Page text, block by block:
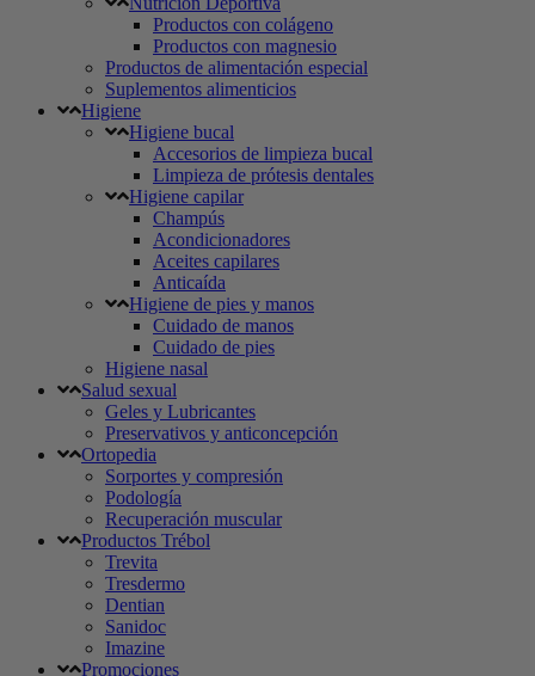
Productos con colágeno
Productos con magnesio
Productos de alimentación especial
Suplementos alimenticios
Higiene
Higiene bucal
Accesorios de limpieza bucal
Limpieza de prótesis dentales
Higiene capilar
Champús
Acondicionadores
Aceites capilares
Anticaída
Higiene de pies y manos
Cuidado de manos
Cuidado de pies
Higiene nasal
Salud sexual
Geles y Lubricantes
Preservativos y anticoncepción
Ortopedia
Sorportes y compresión
Podología
Recuperación muscular
Productos Trébol
Trevita
Tresdermo
Dentian
Sanidoc
Imazine
Promociones